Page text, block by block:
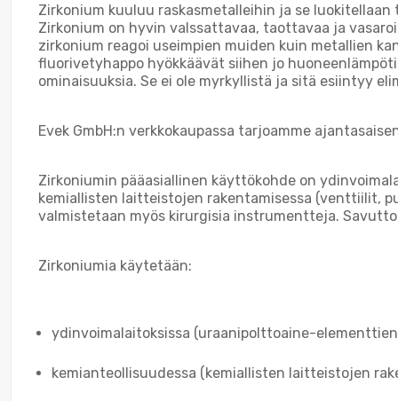
Zirkonium kuuluu raskasmetalleihin ja se
Zirkonium on hyvin valssattavaa, taottavaa ja
zirkonium reagoi useimpien muiden kuin metallien
fluorivetyhappo hyökkäävät siihen jo
ominaisuuksia. Se ei ole myrkyllistä ja sitä esiintyy
Evek GmbH:n verkkokaupassa tarjoamme
Zirkoniumin pääasiallinen käyttökohde on
kemiallisten laitteistojen rakentamisessa (venttiilit,
valmistetaan myös kirurgisia instrumentteja.
Zirkoniumia käytetään:
ydinvoimalaitoksissa (uraanipolttoaine-
kemianteollisuudessa (kemiallisten laitteistojen